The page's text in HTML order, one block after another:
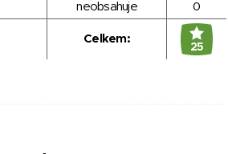
neobsahuje 0
Celkem:
25